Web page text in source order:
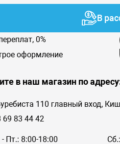
В
0%
оформление
в наш магазин по
110 главный вход,
69 83 44 42
Пт.: 8:00-18:00